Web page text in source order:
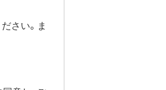
とがあ
さい。ま